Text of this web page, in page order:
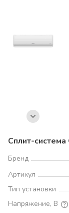
Сплит-
Бренд
Артикул
Тип установки
Напряжение, В